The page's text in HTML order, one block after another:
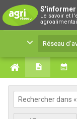
S'informer
Le savoir et
Le savoir et
Réseau